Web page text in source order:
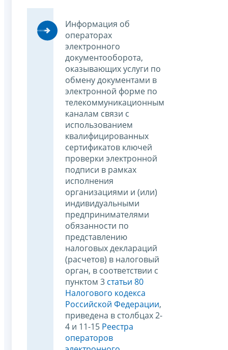
Информация об
операторах
электронного
документооборота,
оказывающих услуги по
обмену документами в
электронной форме по
телекоммуникационным
каналам связи с
использованием
квалифицированных
сертификатов ключей
проверки электронной
подписи в рамках
исполнения
организациями и (или)
индивидуальными
предпринимателями
обязанности по
представлению
налоговых деклараций
(расчетов) в налоговый
орган, в соответствии с
пунктом 3 статьи 80
Налогового кодекса
Российской Федерации,
приведена в столбцах 2-
4 и 11-15 Реестра
операторов